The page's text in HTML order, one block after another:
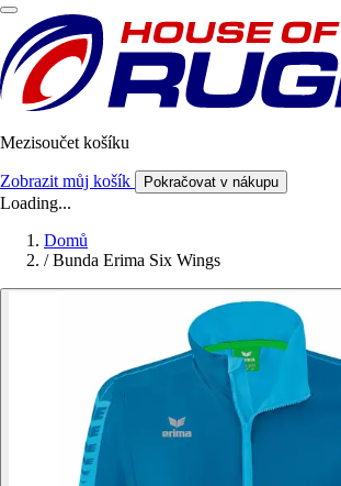
Mezisoučet košíku
Zobrazit můj košík Pokračovat v nákupu
Loading...
Domů
/ Bunda Erima Six Wings